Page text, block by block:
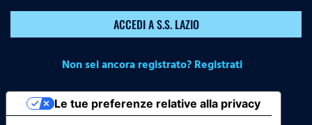
ACCEDI A S.S. LAZIO
Non sei ancora registrato? Registrati
Le tue preferenze relative alla privacy